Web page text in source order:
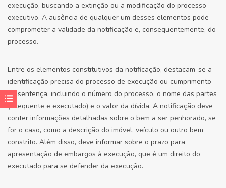
execução, buscando a extinção ou a modificação do processo
executivo. A ausência de qualquer um desses elementos pode
comprometer a validade da notificação e, consequentemente, do
processo.
Entre os elementos constitutivos da notificação, destacam-se a
identificação precisa do processo de execução ou cumprimento
de sentença, incluindo o número do processo, o nome das partes
(exequente e executado) e o valor da dívida. A notificação deve
conter informações detalhadas sobre o bem a ser penhorado, se
for o caso, como a descrição do imóvel, veículo ou outro bem
constrito. Além disso, deve informar sobre o prazo para
apresentação de embargos à execução, que é um direito do
executado para se defender da execução.